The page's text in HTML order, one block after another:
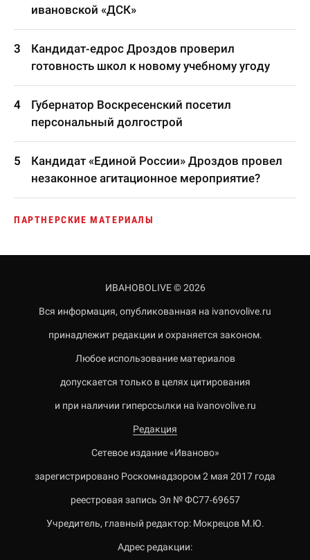
ивановской «ДСК»
Кандидат-едрос Дроздов проверил
готовность школ к новому учебному угоду
Губернатор Воскресенский посетил
персональный долгострой
Кандидат «Единой России» Дроздов провел
незаконное агитационное мероприятие?
ПАРТНЕРСКИЕ МАТЕРИАЛЫ
ИВАНОВОLIVE © 2026
Вся информация, опубликованная на ivanovolive.ru
принадлежит редакции и охраняется законом.
Любое использование материалов
допускается только в целях цитирования
и при наличии гиперссылки на ivanovolive.ru
Редакция
Сетевое издание «Иваново»
зарегистрировано Роскомнадзором 2 мая 2017 года
реестровая запись Эл № ФС77-69657
Учредитель, главный редактор: Мокрецов М.Ю.
Адрес редакции: